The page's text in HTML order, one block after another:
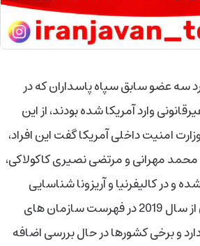
سه عضو سابق سپاه پاسداران که در
غیرقانونی وارد آمریکا شده بودند، از این
امنیت داخلی آمریکا گفت این افراد،
مهرانی و مرتضی نصیری کاکولاکی،
و در کالیفرنیا و آریزونا شناسایی
شدند. سپاه پاسداران از سال 2019 در فهرست سازمان های
و برخی کشورها در حال بررسی اضافه